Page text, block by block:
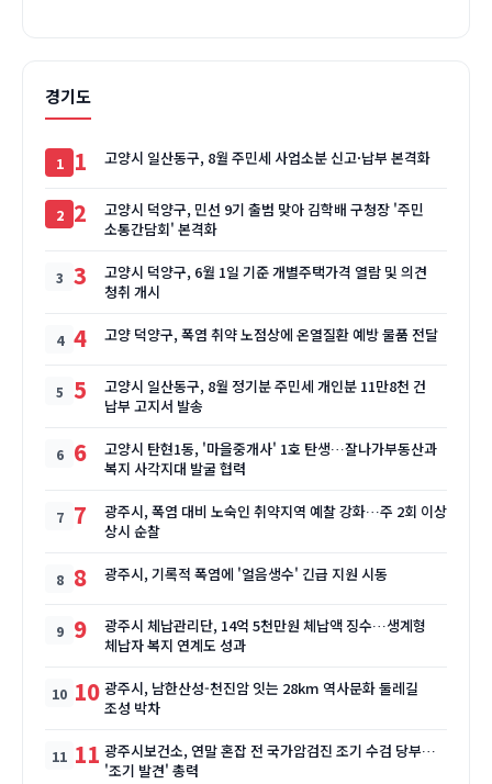
경기도
1 고양시 일산동구, 8월 주민세 사업소분 신고·납부 본격화
2
고양시 덕양구, 민선 9기 출범 맞아 김학배 구청장 '주민
소통간담회' 본격화
3
고양시 덕양구, 6월 1일 기준 개별주택가격 열람 및 의견
청취 개시
4 고양 덕양구, 폭염 취약 노점상에 온열질환 예방 물품 전달
5
고양시 일산동구, 8월 정기분 주민세 개인분 11만8천 건
납부 고지서 발송
6
고양시 탄현1동, '마을중개사' 1호 탄생…잘나가부동산과
복지 사각지대 발굴 협력
7
광주시, 폭염 대비 노숙인 취약지역 예찰 강화…주 2회 이상
상시 순찰
8 광주시, 기록적 폭염에 '얼음생수' 긴급 지원 시동
9
광주시 체납관리단, 14억 5천만원 체납액 징수…생계형
체납자 복지 연계도 성과
10 광주시, 남한산성-천진암 잇는 28km 역사문화 둘레길
조성 박차
11 광주시보건소, 연말 혼잡 전 국가암검진 조기 수검 당부…
'조기 발견' 총력